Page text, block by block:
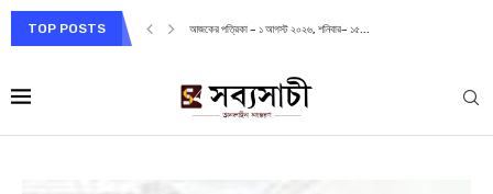
TOP POSTS আজকের পত্রিকা – ৩১জুলাই ২০২৬, শুক্রবার– ১৪ শ্রাবণ...